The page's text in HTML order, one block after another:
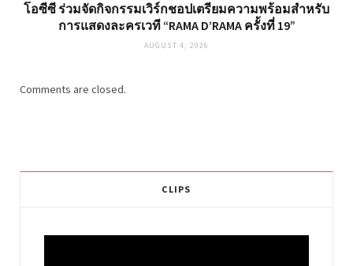
โอซีซี ร่วมจัดกิจกรรมเวิร์กชอปเตรียมความพร้อมสำหรับ
การแสดงละครเวที “RAMA D’RAMA ครั้งที่ 19”
AUGUST 4, 2026
Comments are closed.
CLIPS